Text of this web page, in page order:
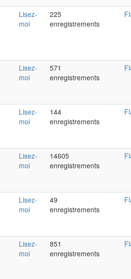
Lisez-
moi
225
enregistrements
Lisez-
moi
571
enregistrements
Lisez-
moi
144
enregistrements
Lisez-
moi
14605
enregistrements
Lisez-
moi
49
enregistrements
Lisez-
moi
851
enregistrements